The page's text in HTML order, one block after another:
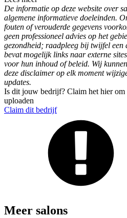
De informatie op deze website over
algemene informatieve doeleinden.
fouten of verouderde gegevens
geen professioneel advies op het
gezondheid; raadpleeg bij twijfel een
bevat mogelijk links naar externe
voor hun inhoud of beleid. Wij
deze disclaimer op elk moment
updates.
Is dit jouw bedrijf? Claim het hier om
uploaden
Claim dit bedrijf
Meer salons